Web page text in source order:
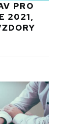
PRO
2021,